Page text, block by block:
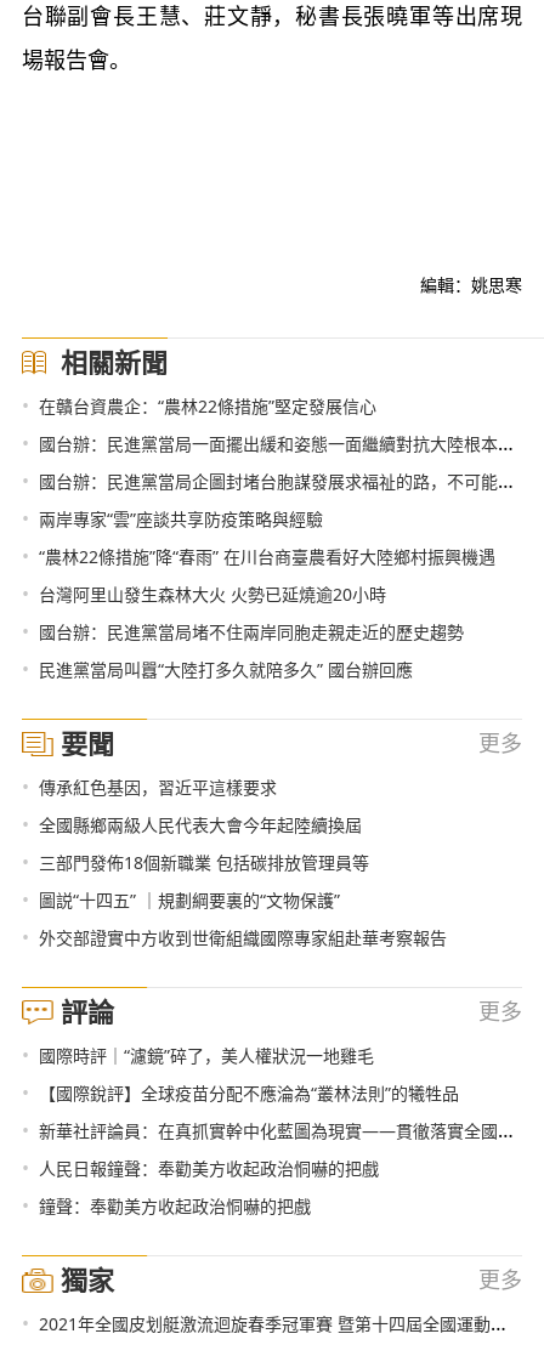
台聯副會長王慧、莊文靜，秘書長張曉軍等出席現
場報告會。
編輯：姚思寒
相關新聞
• 在贛台資農企：“農林22條措施”堅定發展信心
• 國台辦：民進黨當局一面擺出緩和姿態一面繼續對抗大陸根本行不通
• 國台辦：民進黨當局企圖封堵台胞謀發展求福祉的路，不可能得逞
• 兩岸專家“雲”座談共享防疫策略與經驗
• “農林22條措施”降“春雨” 在川台商臺農看好大陸鄉村振興機遇
• 台灣阿里山發生森林大火 火勢已延燒逾20小時
• 國台辦：民進黨當局堵不住兩岸同胞走親走近的歷史趨勢
• 民進黨當局叫囂“大陸打多久就陪多久” 國台辦回應
要聞 更多
• 傳承紅色基因，習近平這樣要求
• 全國縣鄉兩級人民代表大會今年起陸續換屆
• 三部門發佈18個新職業 包括碳排放管理員等
• 圖説“十四五” ｜規劃綱要裏的“文物保護”
• 外交部證實中方收到世衛組織國際專家組赴華考察報告
評論 更多
• 國際時評｜“濾鏡”碎了，美人權狀況一地雞毛
• 【國際銳評】全球疫苗分配不應淪為“叢林法則”的犧牲品
• 新華社評論員：在真抓實幹中化藍圖為現實——貫徹落實全國兩會精神
• 人民日報鐘聲：奉勸美方收起政治恫嚇的把戲
• 鐘聲：奉勸美方收起政治恫嚇的把戲
獨家 更多
• 2021年全國皮划艇激流迴旋春季冠軍賽 暨第十四屆全國運動會資格賽在福建南安舉辦